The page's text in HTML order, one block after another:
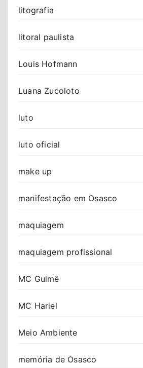
litografia
litoral paulista
Louis Hofmann
Luana Zucoloto
luto
luto oficial
make up
manifestação em Osasco
maquiagem
maquiagem profissional
MC Guimê
MC Hariel
Meio Ambiente
memória de Osasco